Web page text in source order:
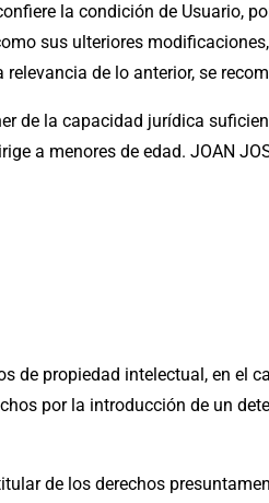
la condición de Usuario,
sus ulteriores
de lo anterior, se
de la capacidad jurídica
a menores de edad. JOAN
de propiedad intelectual, en el
por la introducción de un
de los derechos